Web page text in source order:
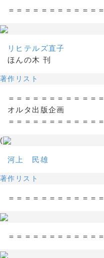
＝＝＝＝＝＝＝＝＝＝＝＝
リヒテルズ直子
ほんの木 刊
著作リスト
＝＝＝＝＝＝＝＝＝＝＝＝
オルタ出版企画
＝＝＝＝＝＝＝＝＝＝＝＝
(
河上 民雄
著作リスト
＝＝＝＝＝＝＝＝＝＝＝＝
＝＝＝＝＝＝＝＝＝＝＝＝